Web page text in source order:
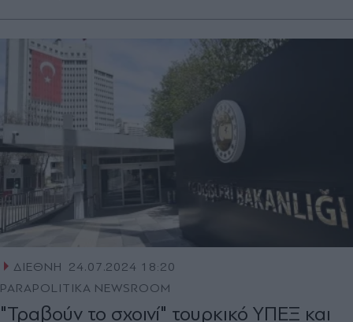
ΔΙΕΘΝΗ
24.07.2024 18:20
PARAPOLITIKA NEWSROOM
"Τραβούν το σχοινί" τουρκικό ΥΠΕΞ και